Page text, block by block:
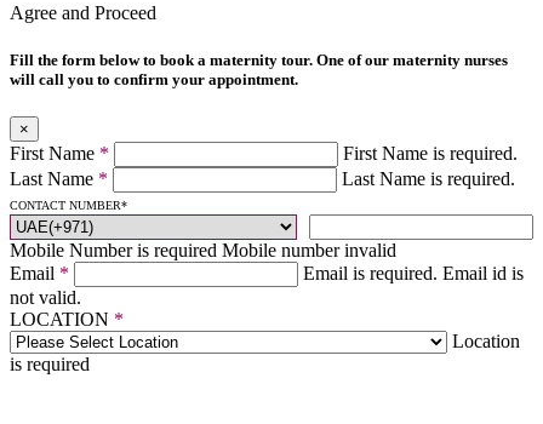
Agree and Proceed
Fill the form below to book a maternity tour. One of our maternity nurses
will call you to confirm your appointment.
×
First Name *
First Name is required.
Last Name * Last Name is required.
CONTACT NUMBER*
Mobile Number is required Mobile number invalid
Email * Email is required. Email id is
not valid.
LOCATION *
Location
is required